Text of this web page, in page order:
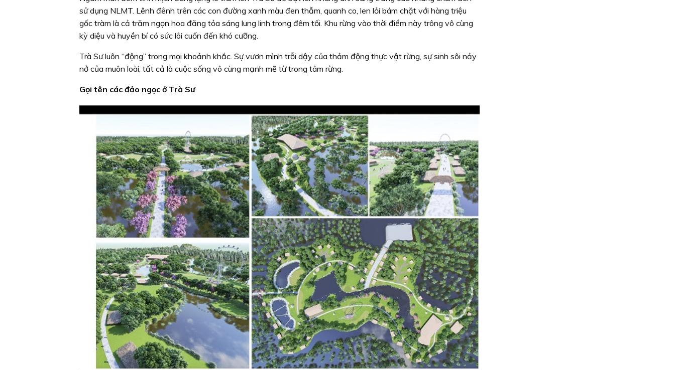
sử dụng NLMT. Lênh đênh trên các con đường xanh màu đen thẫm, quanh co, len lỏi bám chặt với hàng triệu
gốc tràm là cả trăm ngọn hoa đăng tỏa sáng lung linh trong đêm tối. Khu rừng vào thời điểm này trông vô cùng
kỳ diệu và huyền bí có sức lôi cuốn đến khó cưỡng.
Trà Sư luôn “động” trong mọi khoảnh khắc. Sự vươn mình trỗi dậy của thảm động thực vật rừng, sự sinh sôi nảy
nở của muôn loài, tất cả là cuộc sống vô cùng mạnh mẽ từ trong tâm rừng.
Gọi tên các đảo ngọc ở Trà Sư